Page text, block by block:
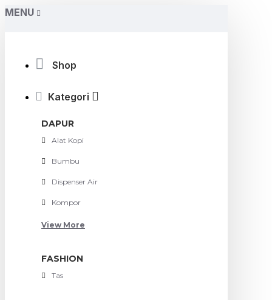
MENU
Shop
Kategori
DAPUR
Alat Kopi
Bumbu
Dispenser Air
Kompor
View More
FASHION
Tas